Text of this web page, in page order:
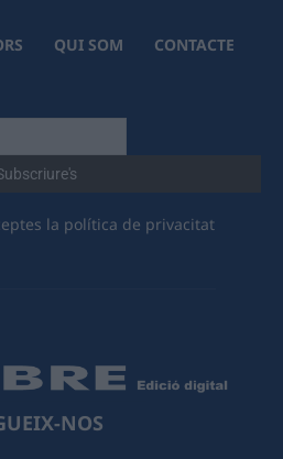
QUI SOM
CONTACTE
la política de privacitat
NOS